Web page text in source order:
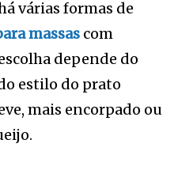
várias formas de
massas com
depende do
estilo do prato
mais encorpado ou